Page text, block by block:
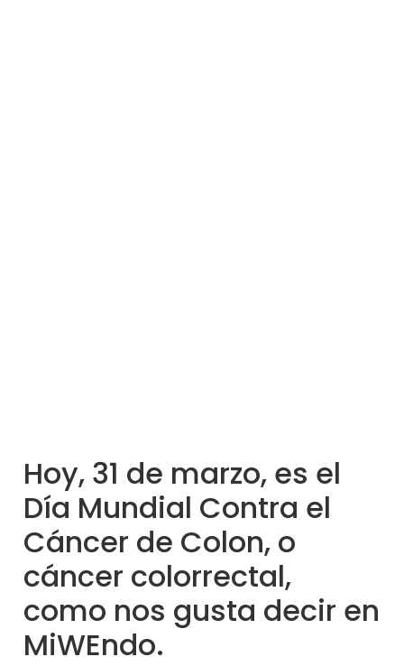
Hoy, 31 de marzo, es el
Día Mundial Contra el
Cáncer de Colon, o
cáncer colorrectal,
como nos gusta decir en
MiWEndo.